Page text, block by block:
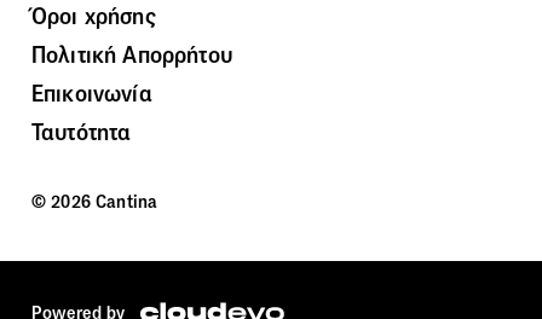
Όροι χρήσης
Πολιτική Απορρήτου
Επικοινωνία
Ταυτότητα
© 2026 Cantina
Powered by